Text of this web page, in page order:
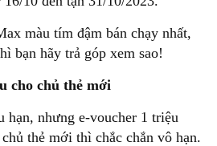
màu tím đậm bán chạy nhất,
bạn hãy trả góp xem sao!
cho chủ thẻ mới
hạn, nhưng e-voucher 1 triệu
thẻ mới thì chắc chắn vô hạn.